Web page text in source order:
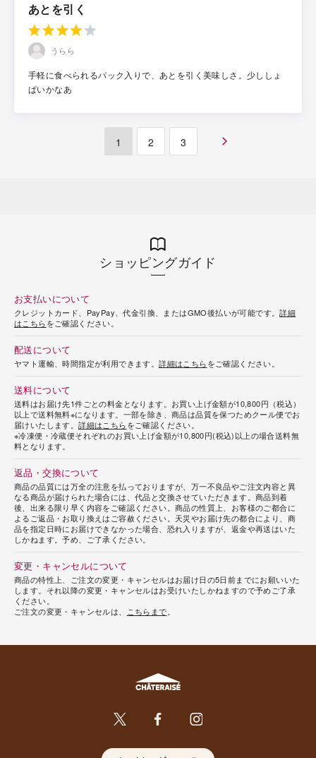
あとを引く
うらら
手軽に食べられるパック入りで、あとを引く美味しさ。少ししょ
ぱいかなあ
1 2 3
ショッピングガイド
お支払いについて
クレジットカード、PayPay、代金引換、またはGMO後払いが可能です。詳細
はこちらをご確認ください。
配送について
ヤマト運輸、時間指定が利用できます。詳細はこちらをご確認ください。
送料について
送料はお届け先1件ごとの料金となります。お買い上げ金額が10,800円（税込）
以上で送料無料※になります。一部を除き、商品は品質を保つためクール便でお
届けいたします。詳細はこちらをご確認ください。
※冷凍便・冷蔵便それぞれのお買い上げ金額が10,800円(税込)以上の場合送料無
料となります。
返品・交換について
商品の品質には万全の注意を払っておりますが、万一不良品やご注文内容と異
なる商品が届けられた場合には、代品と交換させていただきます。商品到着
後、出来る限り早く内容をご確認ください。商品の性質上、お客様のご都合に
よるご返品・お取り換えはご容赦ください。天災やお届け先の都合により、商
品を指定日時にお届けできなかった場合、恐れ入りますが、返金や再送はいた
しかねます。予め、ご了承ください。
変更・キャンセルについて
商品の特性上、ご注文の変更・キャンセルはお届け日の5日前までにお願いいた
します。それ以降の変更・キャンセルはお受けいたしかねますので予めご了承
ください。
ご注文の変更・キャンセルは、
こちらまで